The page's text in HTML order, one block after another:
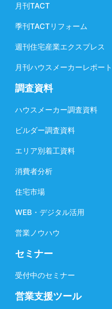
月刊TACT
季刊TACTリフォーム
週刊住宅産業エクスプレス
月刊ハウスメーカーレポート
調査資料
ハウスメーカー調査資料
ビルダー調査資料
エリア別着工資料
消費者分析
住宅市場
WEB・デジタル活用
営業ノウハウ
セミナー
受付中のセミナー
営業支援ツール